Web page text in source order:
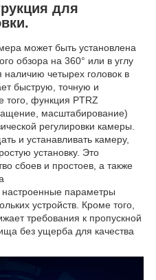
для
может быть установлена
обзора на 360° или в углу
четырех головок в
быструю, точную и
того, функция PTRZ
масштабирование)
регулировки камеры.
и устанавливать камеру,
установку. Это
сбоев и простоев, а также
параметры
устройств. Кроме того,
требования к пропускной
без ущерба для качества